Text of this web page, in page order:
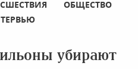
ОБЩЕСТВО
убирают